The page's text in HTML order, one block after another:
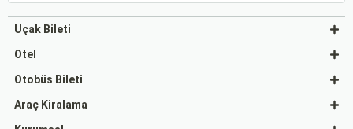
Uçak Bileti
Otel
Otobüs Bileti
Araç Kiralama